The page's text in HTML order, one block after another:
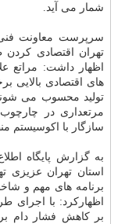
شمار می آید.
سرپرست معاونت فنی
تهران اقتصادی کردن
اظهار داشت:
های اقتصادی بالایی
تولید محسوب می
مرتعداری در
سازگار با اکوسیستم
به گزارش پایگاه
استان تهران عزیزی
برنامه های مهم و
اظهارکرد: با اجرای
بر کاهش فشار دام بر